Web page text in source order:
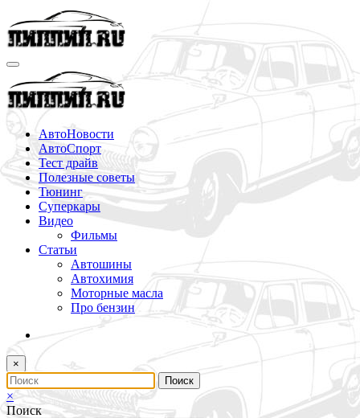
Перейти
к
содержимому
АвтоНовости
АвтоСпорт
Тест драйв
Полезные советы
Тюнинг
Суперкары
Видео
Фильмы
Статьи
Автошины
Автохимия
Моторные масла
Про бензин
×
×
Поиск